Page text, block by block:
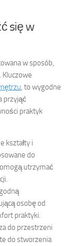
się w
w sposób,
Kluczowe
, to wygodne
przyjąć
praktyk
kształty i
do
utrzymać
osobę od
praktyki.
do przestrzeni
do stworzenia